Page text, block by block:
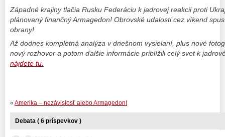
Západné krajiny tlačia Rusku Federáciu k jadrovej reakcii proti
plánovaný finančný Armagedon! Obrovské udalosti cez víkend
obrany!
Až dodnes kompletná analýza v dnešnom vysielaní, plus nové
nový rozhovor a potom ďalšie informácie priblížili celý svet k
nájdete tu.
« Amerika – nezávislosť alebo Armagedon!
Debata ( 6 príspevkov )